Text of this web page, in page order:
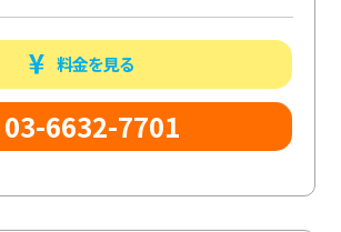
料金を見る
03-6632-7701